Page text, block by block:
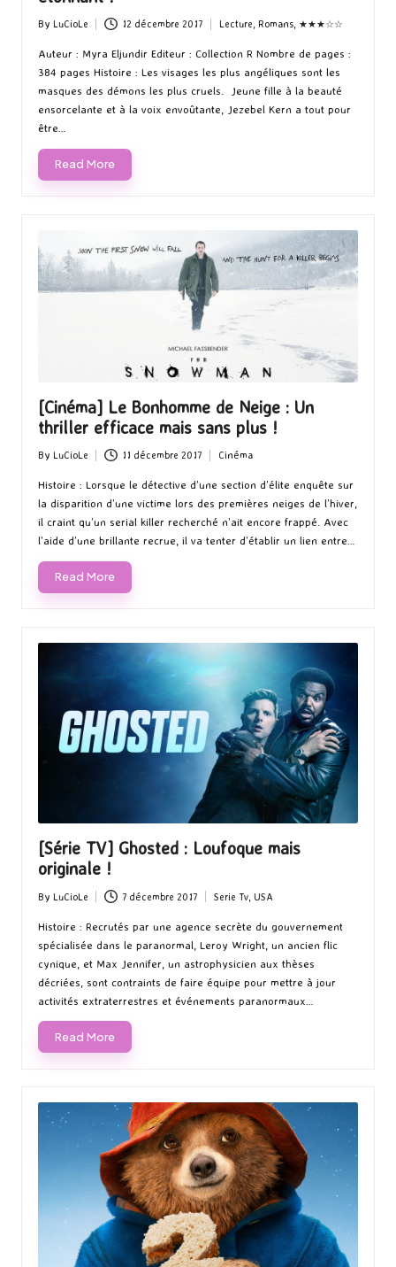
Posted
by
By LuCioLe 12 décembre 2017
in
Lecture, Romans, ★★★☆☆
Auteur : Myra Eljundir Editeur : Collection R Nombre de pages :
384 pages Histoire : Les visages les plus angéliques sont les
masques des démons les plus cruels. Jeune fille à la beauté
ensorcelante et à la voix envoûtante, Jezebel Kern a tout pour
être…
Read More
[Cinéma] Le Bonhomme de Neige : Un
thriller efficace mais sans plus !
Posted
by
By LuCioLe 11 décembre 2017
in
Cinéma
Histoire : Lorsque le détective d’une section d’élite enquête sur
la disparition d’une victime lors des premières neiges de l’hiver,
il craint qu’un serial killer recherché n’ait encore frappé. Avec
l’aide d’une brillante recrue, il va tenter d’établir un lien entre…
Read More
[Série TV] Ghosted : Loufoque mais
originale !
Posted
by
By LuCioLe 7 décembre 2017
Posted
Serie Tv, USA
Histoire : Recrutés par une agence secrète du gouvernement
spécialisée dans le paranormal, Leroy Wright, un ancien flic
cynique, et Max Jennifer, un astrophysicien aux thèses
décriées, sont contraints de faire équipe pour mettre à jour
activités extraterrestres et événements paranormaux…
Read More